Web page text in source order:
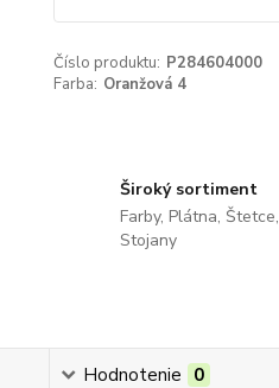
Číslo produktu: P284604000
Farba: Oranžová 4
Široký sortiment
Farby, Plátna, Štetce,
Stojany
Hodnotenie 0